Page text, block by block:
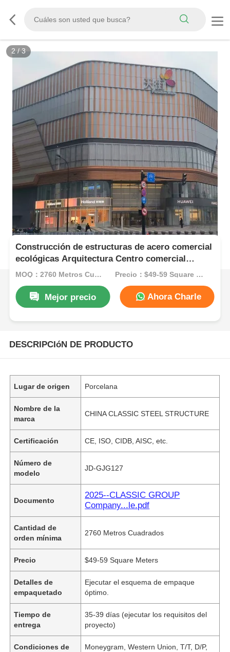
2 / 3
Construcción de estructuras de acero comercial
ecológicas Arquitectura Centro comercial
prefabricado
MOQ：2760 Metros Cuadrados Precio：$49-59 Square Meters
Mejor precio Ahora Charle
DESCRIPCIóN DE PRODUCTO
Lugar de origen Porcelana
Nombre de la
marca
CHINA CLASSIC STEEL STRUCTURE
Certificación CE, ISO, CIDB, AISC, etc.
Número de
modelo
JD-GJG127
Documento
2025--CLASSIC GROUP
Company...le.pdf
Cantidad de
orden mínima
2760 Metros Cuadrados
Precio $49-59 Square Meters
Detalles de
empaquetado
Ejecutar el esquema de empaque
óptimo.
Tiempo de
entrega
35-39 días (ejecutar los requisitos del
proyecto)
Condiciones de
Moneygram, Western Union, T/T, D/P,